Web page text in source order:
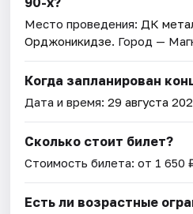
Место проведения: ДК
Орджоникидзе. Город —
Когда запланирован
Дата и время:29 августа
Сколько стоит билет?
Стоимость билета: от 1 650
Есть ли возрастные